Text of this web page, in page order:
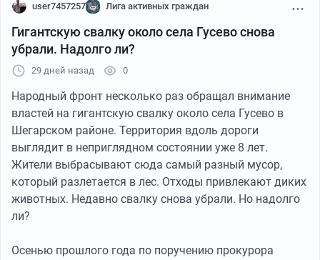
user7457257 Лига активных граждан
Гигантскую свалку около села Гусево снова
убрали. Надолго ли?
29 дней назад 0
Народный фронт несколько раз обращал внимание
властей на гигантскую свалку около села Гусево в
Шегарском районе. Территория вдоль дороги
выглядит в неприглядном состоянии уже 8 лет.
Жители выбрасывают сюда самый разный мусор,
который разлетается в лес. Отходы привлекают диких
животных. Недавно свалку снова убрали. Но надолго
ли?
Осенью прошлого года по поручению прокурора